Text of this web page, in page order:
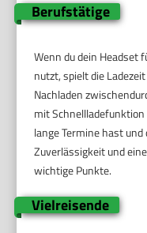
Berufstätige
Wenn du dein Headset
nutzt, spielt die
Nachladen
mit
lange Termine hast
Zuverlässigkeit und
wichtige Punkte.
Vielreisende